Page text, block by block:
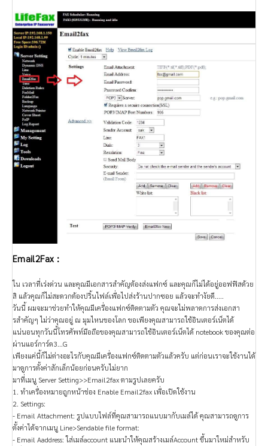
Email2Fax :
ใน เวลาที่เร่งด่วน และคุณมีเอกสารสำคัญต้องส่งแฟกซ์ และคุณก็ไม่ได้อยู่ออฟฟิสด้วย
สิ แล้วคุณก็ไม่สะดวกต้องปริ้นไฟล์เพื่อไปส่งร้านปากซอย แล้วจะทำงัยดี.....
วันนี้ ผมจะมาช่วยทำให้คุณมีเครื่องแฟกซ์ติดตามตัว คุณจะไม่พลาดการส่งเอกสา
รสำคัญๆ ไม่ว่าคุณอยู่ ณ มุมไหนของโลก ขอเพียงคุณสามารถใช้อินเตอร์เน็ตได้
แน่นอนทุกวันนี้โทรศัพท์มือถือของคุณสามารถใช้อินเตอร์เน็ตได้ notebook ของคุณต่อ
ผ่านแอร์การ์ด3...G
เพียงแค่นี้ก็ไม่ต่างอะไรกับคุณมีเครื่องแฟกซ์ติดตามตัวแล้วครับ แต่ก่อนเราจะใช้งานได้
มาดูการตั้งค่าสักเล็กน้อยก่อนครับไม่ยาก
มาที่เมนู Server Setting>>Email2fax ตามรูปเลยครับ
1. ทำเครื่องหมายถูกหน้าช่อง Enable Email2fax เพื่อเปิดใช้งาน
2. Settings:
- Email Attachment: รูปแบบไฟล์ที่คุณสามารถแนบมากับเมล์ได้ คุณสามารถดูการ
ตั้งค่าได้จากเมนู Line>Sendable file format:
- Email Aaddress: ใส่เมล์account แนะนำให้คุณสร้างเมล์Account ขึ้นมาใหม่สำหรับ